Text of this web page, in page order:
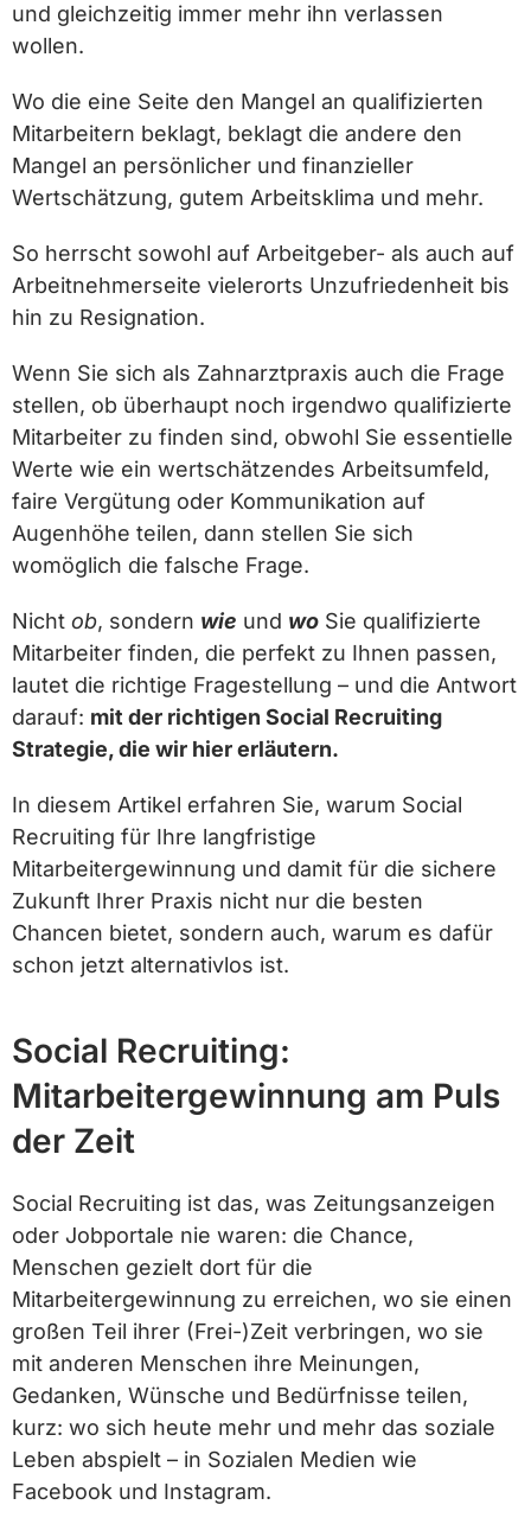
und gleichzeitig immer mehr ihn verlassen
wollen.
Wo die eine Seite den Mangel an qualifizierten
Mitarbeitern beklagt, beklagt die andere den
Mangel an persönlicher und finanzieller
Wertschätzung, gutem Arbeitsklima und mehr.
So herrscht sowohl auf Arbeitgeber- als auch auf
Arbeitnehmerseite vielerorts Unzufriedenheit bis
hin zu Resignation.
Wenn Sie sich als Zahnarztpraxis auch die Frage
stellen, ob überhaupt noch irgendwo qualifizierte
Mitarbeiter zu finden sind, obwohl Sie essentielle
Werte wie ein wertschätzendes Arbeitsumfeld,
faire Vergütung oder Kommunikation auf
Augenhöhe teilen, dann stellen Sie sich
womöglich die falsche Frage.
Nicht ob, sondern wie und wo Sie qualifizierte
Mitarbeiter finden, die perfekt zu Ihnen passen,
lautet die richtige Fragestellung – und die Antwort
darauf: mit der richtigen Social Recruiting
Strategie, die wir hier erläutern.
In diesem Artikel erfahren Sie, warum Social
Recruiting für Ihre langfristige
Mitarbeitergewinnung und damit für die sichere
Zukunft Ihrer Praxis nicht nur die besten
Chancen bietet, sondern auch, warum es dafür
schon jetzt alternativlos ist.
Social Recruiting:
Mitarbeitergewinnung am Puls
der Zeit
Social Recruiting ist das, was Zeitungsanzeigen
oder Jobportale nie waren: die Chance,
Menschen gezielt dort für die
Mitarbeitergewinnung zu erreichen, wo sie einen
großen Teil ihrer (Frei-)Zeit verbringen, wo sie
mit anderen Menschen ihre Meinungen,
Gedanken, Wünsche und Bedürfnisse teilen,
kurz: wo sich heute mehr und mehr das soziale
Leben abspielt – in Sozialen Medien wie
Facebook und Instagram.